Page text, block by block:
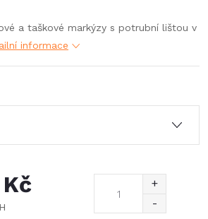
a taškové markýzy s potrubní lištou v
informace